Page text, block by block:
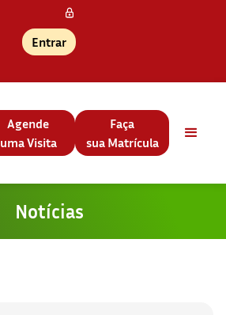
Entrar
Agende
uma Visita
Faça
sua Matrícula
Notícias